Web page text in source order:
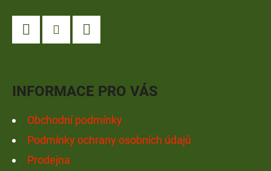
INFORMACE PRO VÁS
Obchodní podmínky
Podmínky ochrany osobních údajů
Prodejna